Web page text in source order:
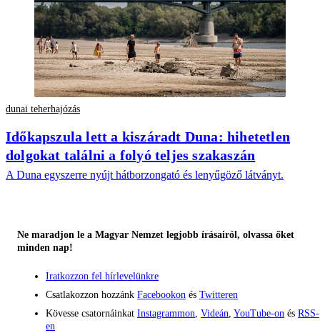
dunai teherhajózás
Időkapszula lett a kiszáradt Duna: hihetetlen
dolgokat találni a folyó teljes szakaszán
A Duna egyszerre nyújt hátborzongató és lenyűgöző látványt.
Ne maradjon le a Magyar Nemzet legjobb írásairól, olvassa őket
minden nap!
Iratkozzon fel hírlevelünkre
Csatlakozzon hozzánk Facebookon és Twitteren
Kövesse csatornáinkat Instagrammon, Videán, YouTube-on és RSS-
en